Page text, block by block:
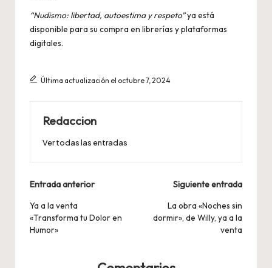
“Nudismo: libertad, autoestima y respeto”ya está
disponible para su compra en librerías y plataformas
digitales.
Última actualización el octubre 7, 2024
Redaccion
Ver todas las entradas
Navegación
de
entradas
Entrada anterior
Ya a la venta
«Transforma tu Dolor en
Humor»
Siguiente entrada
La obra «Noches sin
dormir», de Willy, ya a la
venta